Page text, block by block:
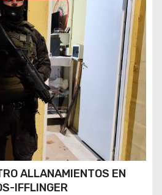
ALLANAMIENTOS EN
IFFLINGER